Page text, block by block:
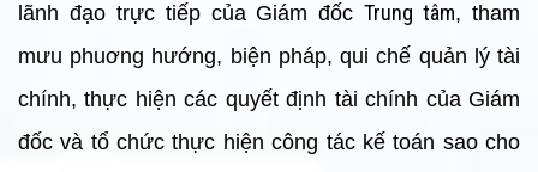
lãnh đạo trực tiếp của Giám đốcTrung tâm, tham
mưu phuơng hướng, biện pháp, qui chế quản lý tài
chính, thực hiện các quyết định tài chính của Giám
đốc và tổ chức thực hiện công tác kế toán sao cho